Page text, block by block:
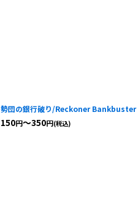
勢団の銀行破り/Reckoner Bankbuster
150円～350円(税込)